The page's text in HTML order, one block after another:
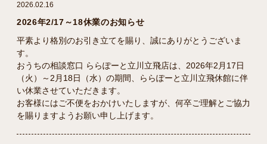
2026.02.16
2026年2/17～18休業のお知らせ
平素より格別のお引き立てを賜り、誠にありがとうございま
す。
おうちの相談窓口 ららぽーと立川立飛店は、2026年2月17日
（火）～2月18日（水）の期間、ららぽーと立川立飛休館に伴
い休業させていただきます。
お客様にはご不便をおかけいたしますが、何卒ご理解とご協力
を賜りますようお願い申し上げます。